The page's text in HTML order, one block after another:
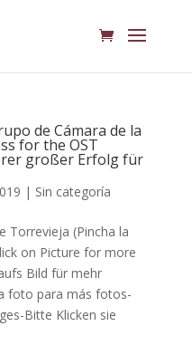
de Cámara de la
for the OST
großer Erfolg für
| Sin categoría
(Pincha la
on Picture for more
Bild für mehr
foto para más fotos-
Bitte Klicken sie